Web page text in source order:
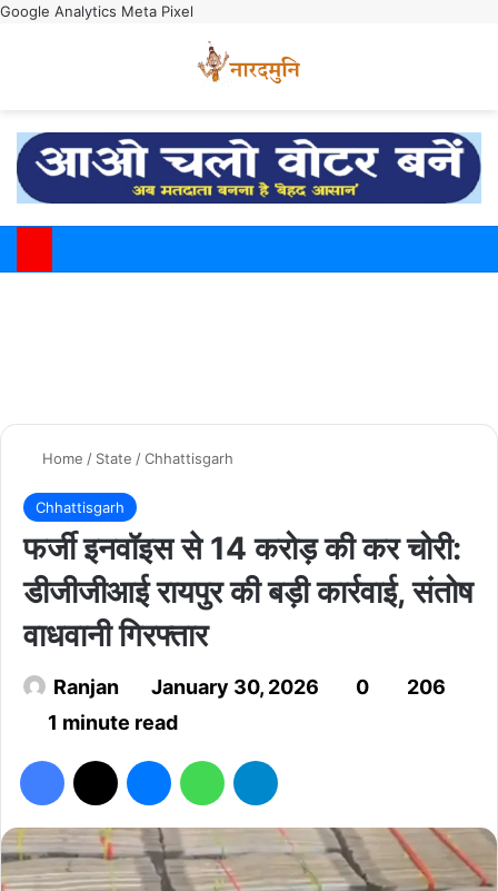
Google Analytics Meta Pixel
Home / State /Chhattisgarh
Chhattisgarh
फर्जी इनवॉइस से 14 करोड़ की कर चोरी:
डीजीजीआई रायपुर की बड़ी कार्रवाई, संतोष
वाधवानी गिरफ्तार
Ranjan January 30, 2026 0
206
1 minute read